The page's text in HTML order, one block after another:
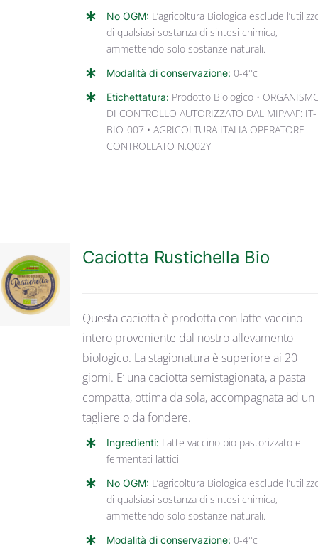
No OGM: L’agricoltura Biologica esclude
di qualsiasi sostanza di sintesi chimica,
ammettendo solo sostanze naturali.
Modalità di conservazione: 0-4°c
Etichettatura: Prodotto Biologico •
DI CONTROLLO AUTORIZZATO DAL MIPAAF: IT-
BIO-007 • AGRICOLTURA ITALIA OPERATORE
CONTROLLATO N.Q02Y
DETTAGLI
Caciotta Rustichella Bio
Questa caciotta è prodotta con latte vaccino
intero proveniente dal nostro allevamento
biologico. La stagionatura è superiore ai 20
giorni. E’ una caciotta semistagionata, a pasta
compatta, ottima da sola, accompagnata ad un
tagliere o da fondere.
Ingredienti: Latte vaccino bio pastorizzato e
fermentati lattici
No OGM: L’agricoltura Biologica esclude
di qualsiasi sostanza di sintesi chimica,
ammettendo solo sostanze naturali.
Modalità di conservazione: 0-4°c